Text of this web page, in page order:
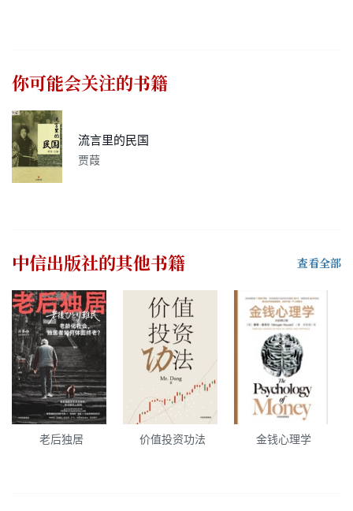
你可能会关注的书籍
流言里的民国
贾葭
中信出版社的其他书籍 查看全部
老后独居 价值投资功法 金钱心理学